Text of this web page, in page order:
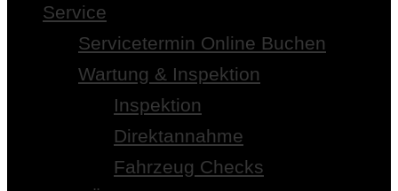
Service
Servicetermin Online Buchen
Wartung & Inspektion
Inspektion
Direktannahme
Fahrzeug Checks